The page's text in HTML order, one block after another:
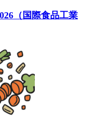
（国際食品工業